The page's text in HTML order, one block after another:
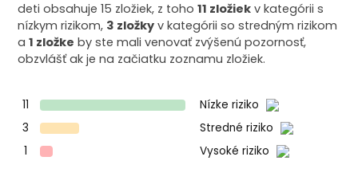
deti obsahuje 15 zložiek, z toho11 zložiek v kategórii s
nízkym rizikom, 3 zložky v kategórii so stredným rizikom
a1 zložke by ste mali venovať zvýšenú pozornosť,
obzvlášť ak je na začiatku zoznamu zložiek.
11
Nízke riziko
3
Stredné riziko
1
Vysoké riziko